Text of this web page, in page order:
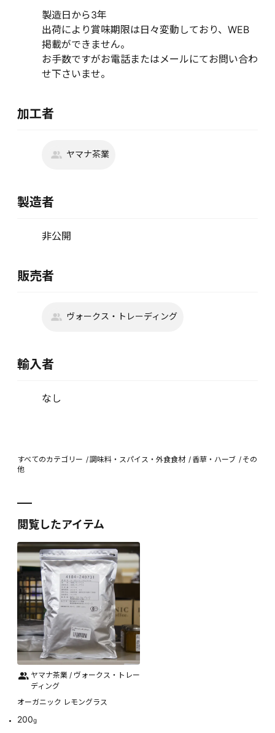
製造日から3年
出荷により賞味期限は日々変動しており、WEB
掲載ができません。
お手数ですがお電話またはメールにてお問い合わ
せ下さいませ。
加工者
ヤマナ茶業
製造者
非公開
販売者
ヴォークス・トレーディング
輸入者
なし
すべてのカテゴリー 調味料・スパイス・外食食材 香草・ハーブ
その
他
閲覧したアイテム
ヤマナ茶業 / ヴォークス・トレー
ディング
オーガニック レモングラス
200g